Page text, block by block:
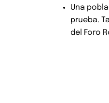
Una
prueba.
del Foro